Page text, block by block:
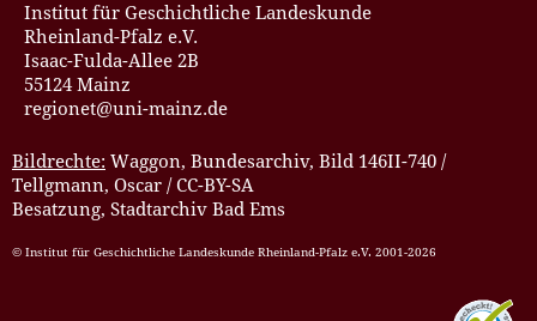
Institut für Geschichtliche Landeskunde
Rheinland-Pfalz e.V.
Isaac-Fulda-Allee 2B
55124 Mainz
regionet@uni-mainz.de
Bildrechte: Waggon, Bundesarchiv, Bild 146II-740 /
Tellgmann, Oscar / CC-BY-SA
Besatzung, Stadtarchiv Bad Ems
© Institut für Geschichtliche Landeskunde Rheinland-Pfalz e.V. 2001-2026